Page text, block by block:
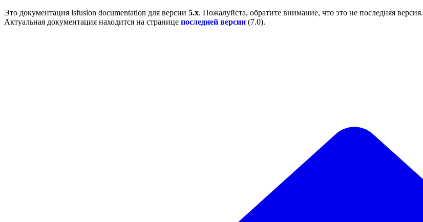
Это документация lsfusion documentation для версии 5.x. Пожалуйста, обратите внимание, что это не последняя версия.
Актуальная документация находится на странице последней версии (7.0).